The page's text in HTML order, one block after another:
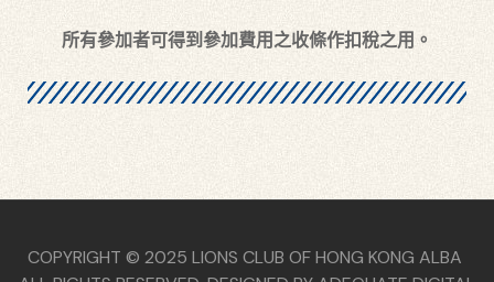
所有參加者可得到參加費用之收條作扣稅之用。
COPYRIGHT © 2025 LIONS CLUB OF HONG KONG ALBA